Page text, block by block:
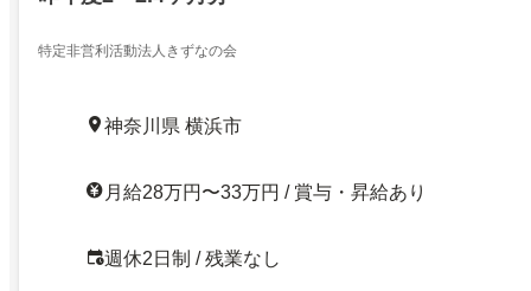
特定非営利活動法人きずなの会
神奈川県 横浜市
月給28万円〜33万円 / 賞与・昇給あり
週休2日制 / 残業なし